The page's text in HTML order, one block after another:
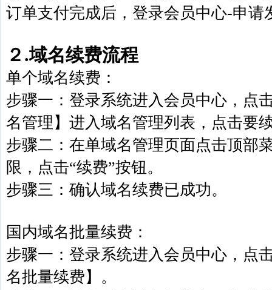
订单支付完成后，登录会员中心-申请
２.域名续费流程
单个域名续费：
步骤一：登录系统进入会员中心，点
名管理】进入域名管理列表，点击要
步骤二：在单域名管理页面点击顶部
限，点击“续费”按钮。
步骤三：确认域名续费已成功。
国内域名批量续费：
步骤一：登录系统进入会员中心，点
名批量续费】。